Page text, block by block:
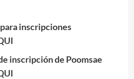
inscripciones
inscripción de Poomsae